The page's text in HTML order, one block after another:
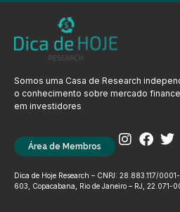
Somos uma Casa de Research
o conhecimento sobre mercado
em investidores
Área de Membros
Dica de Hoje Research – CNPJ: 28.883.117/
603, Copacabana, Rio de Janeiro – RJ, 22.071-